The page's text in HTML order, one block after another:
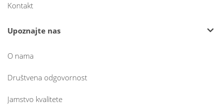
Kontakt
Upoznajte nas
O nama
Društvena odgovornost
Jamstvo kvalitete